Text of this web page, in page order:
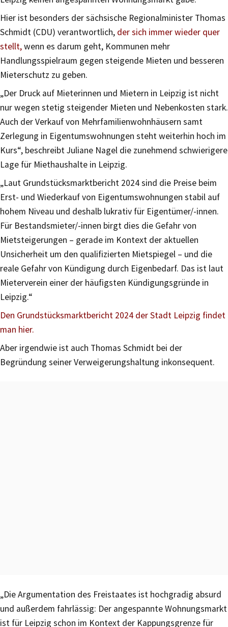
Hier ist besonders der sächsische Regionalminister Thomas
Schmidt (CDU) verantwortlich, der sich immer wieder quer
stellt,wenn es darum geht, Kommunen mehr
Handlungsspielraum gegen steigende Mieten und besseren
Mieterschutz zu geben.
„Der Druck auf Mieterinnen und Mietern in Leipzig ist nicht
nur wegen stetig steigender Mieten und Nebenkosten stark.
Auch der Verkauf von Mehrfamilienwohnhäusern samt
Zerlegung in Eigentumswohnungen steht weiterhin hoch im
Kurs“, beschreibt Juliane Nagel die zunehmend schwierigere
Lage für Miethaushalte in Leipzig.
„Laut Grundstücksmarktbericht 2024 sind die Preise beim
Erst- und Wiederkauf von Eigentumswohnungen stabil auf
hohem Niveau und deshalb lukrativ für Eigentümer/-innen.
Für Bestandsmieter/-innen birgt dies die Gefahr von
Mietsteigerungen – gerade im Kontext der aktuellen
Unsicherheit um den qualifizierten Mietspiegel – und die
reale Gefahr von Kündigung durch Eigenbedarf. Das ist laut
Mieterverein einer der häufigsten Kündigungsgründe in
Leipzig.“
Den Grundstücksmarktbericht 2024 der Stadt Leipzig findet
man hier.
Aber irgendwie ist auch Thomas Schmidt bei der
Begründung seiner Verweigerungshaltung inkonsequent.
„Die Argumentation des Freistaates ist hochgradig absurd
und außerdem fahrlässig: Der angespannte Wohnungsmarkt
ist für Leipzig schon im Kontext der Kappungsgrenze für